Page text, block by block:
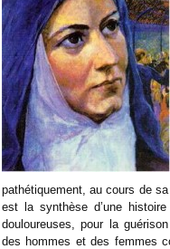
pathétiquement, au cours de
est la synthèse d’une
douloureuses, pour la guérison
des hommes et des femmes